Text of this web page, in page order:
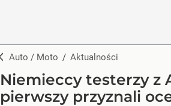
Auto / Moto / Aktualności
Niemieccy testerzy z
pierwszy przyznali